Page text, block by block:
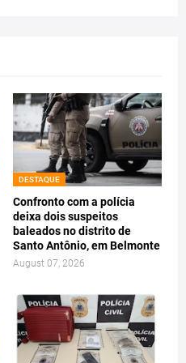
DESTAQUE
Confronto com a polícia
deixa dois suspeitos
baleados no distrito de
Santo Antônio, em Belmonte
August 07, 2026